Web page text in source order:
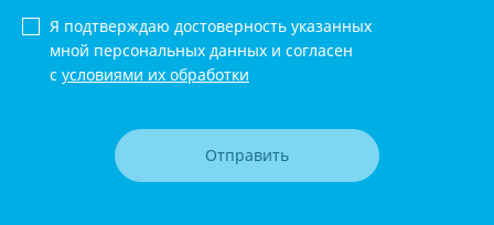
Отправить
Я подтверждаю достоверность указанных
мной персональных данных и согласен
с условиями их обработки